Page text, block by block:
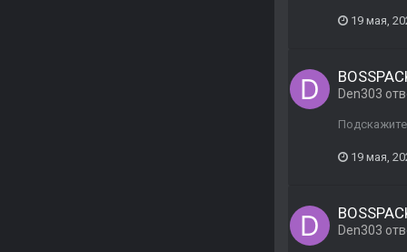
19 мая,
Den303
19 мая,
Den303